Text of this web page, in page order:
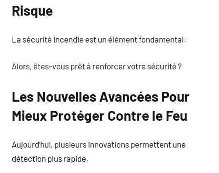
Risque
La sécurité incendie est un élément fondamental.
Alors, êtes-vous prêt à renforcer votre sécurité ?
Les Nouvelles Avancées Pour
Mieux Protéger Contre le Feu
Aujourd’hui, plusieurs innovations permettent une
détection plus rapide.